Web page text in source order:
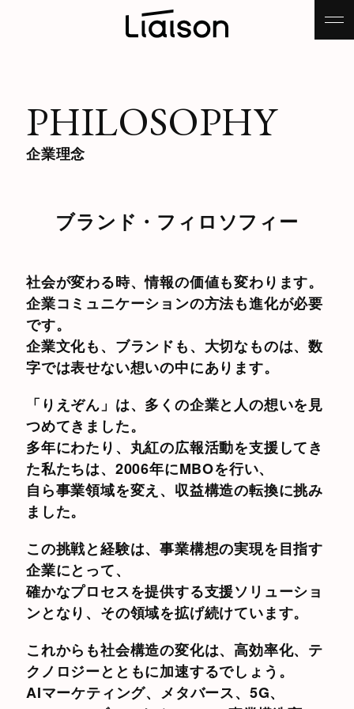
PHILOSOPHY
企業理念
ブランド・フィロソフィー
社会が変わる時、情報の価値も変わります。
企業コミュニケーションの方法も進化が必要
です。
企業文化も、ブランドも、大切なものは、数
字では表せない想いの中にあります。
「りえぞん」は、多くの企業と人の想いを見
つめてきました。
多年にわたり、丸紅の広報活動を支援してき
た私たちは、2006年にMBOを行い、
自ら事業領域を変え、収益構造の転換に挑み
ました。
この挑戦と経験は、事業構想の実現を目指す
企業にとって、
確かなプロセスを提供する支援ソリューショ
ンとなり、その領域を拡げ続けています。
これからも社会構造の変化は、高効率化、テ
クノロジーとともに加速するでしょう。
AIマーケティング、メタバース、5G、